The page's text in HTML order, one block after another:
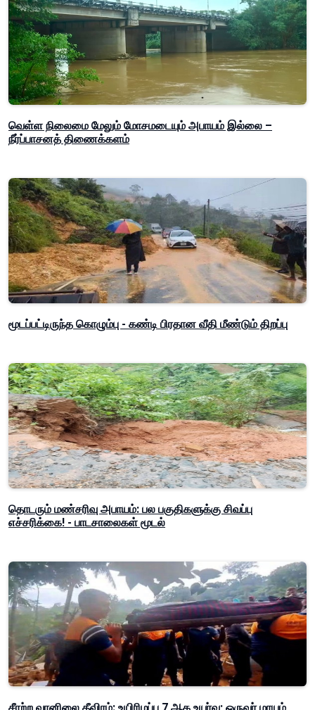
வெள்ள நிலைமை மேலும் மோசமடையும் அபாயம் இல்லை –
நீர்ப்பாசனத் திணைக்களம்
மூடப்பட்டிருந்த கொழும்பு - கண்டி பிரதான வீதி மீண்டும் திறப்பு
தொடரும் மண்சரிவு அபாயம்: பல பகுதிகளுக்கு சிவப்பு
எச்சரிக்கை! - பாடசாலைகள் மூடல்